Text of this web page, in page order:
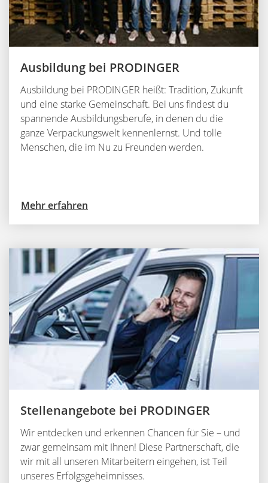
Ausbildung bei PRODINGER
Ausbildung bei PRODINGER heißt: Tradition, Zukunft
und eine starke Gemeinschaft. Bei uns findest du
spannende Ausbildungsberufe, in denen du die
ganze Verpackungswelt kennenlernst. Und tolle
Menschen, die im Nu zu Freunden werden.
Mehr erfahren
Stellenangebote bei PRODINGER
Wir entdecken und erkennen Chancen für Sie – und
zwar gemeinsam mit Ihnen! Diese Partnerschaft, die
wir mit all unseren Mitarbeitern eingehen, ist Teil
unseres Erfolgsgeheimnisses.